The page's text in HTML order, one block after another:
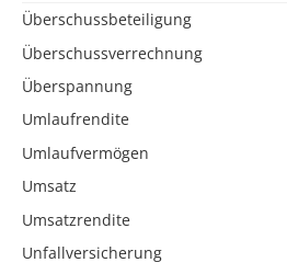
Überschussbeteiligung
Überschussverrechnung
Überspannung
Umlaufrendite
Umlaufvermögen
Umsatz
Umsatzrendite
Unfallversicherung